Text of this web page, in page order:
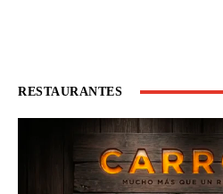
RESTAURANTES